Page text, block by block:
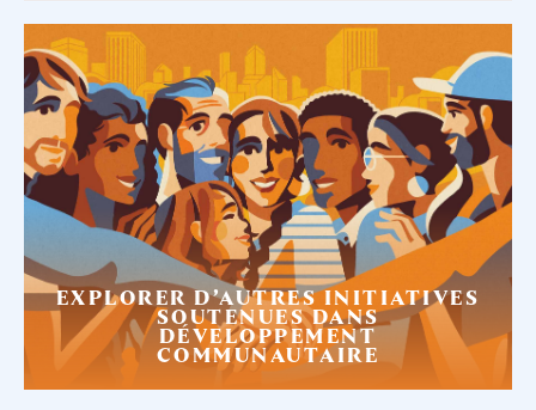
EXPLORER D’AUTRES INITIATIVES
SOUTENUES DANS
DÉVELOPPEMENT
COMMUNAUTAIRE